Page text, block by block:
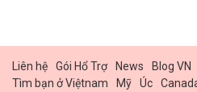
Liên hệ Gói Hổ Trợ News Blog VN
Tìm bạn ở Việtnam
Mỹ Úc